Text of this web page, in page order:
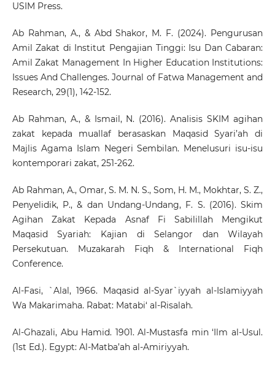
USIM Press.
Ab Rahman, A., & Abd Shakor, M. F. (2024). Pengurusan
Amil Zakat di Institut Pengajian Tinggi: Isu Dan Cabaran:
Amil Zakat Management In Higher Education Institutions:
Issues And Challenges. Journal of Fatwa Management and
Research, 29(1), 142-152.
Ab Rahman, A., & Ismail, N. (2016). Analisis SKIM agihan
zakat kepada muallaf berasaskan Maqasid Syari’ah di
Majlis Agama Islam Negeri Sembilan. Menelusuri isu-isu
kontemporari zakat, 251-262.
Ab Rahman, A., Omar, S. M. N. S., Som, H. M., Mokhtar, S. Z.,
Penyelidik, P., & dan Undang-Undang, F. S. (2016). Skim
Agihan Zakat Kepada Asnaf Fi Sabilillah Mengikut
Maqasid Syariah: Kajian di Selangor dan Wilayah
Persekutuan. Muzakarah Fiqh & International Fiqh
Conference.
Al-Fasi, `Alal, 1966. Maqasid al-Syar`iyyah al-Islamiyyah
Wa Makarimaha. Rabat: Matabi‘ al-Risalah.
Al-Ghazali, Abu Hamid. 1901. Al-Mustasfa min ‘Ilm al-Usul.
(1st Ed.). Egypt: Al-Matba’ah al-Amiriyyah.